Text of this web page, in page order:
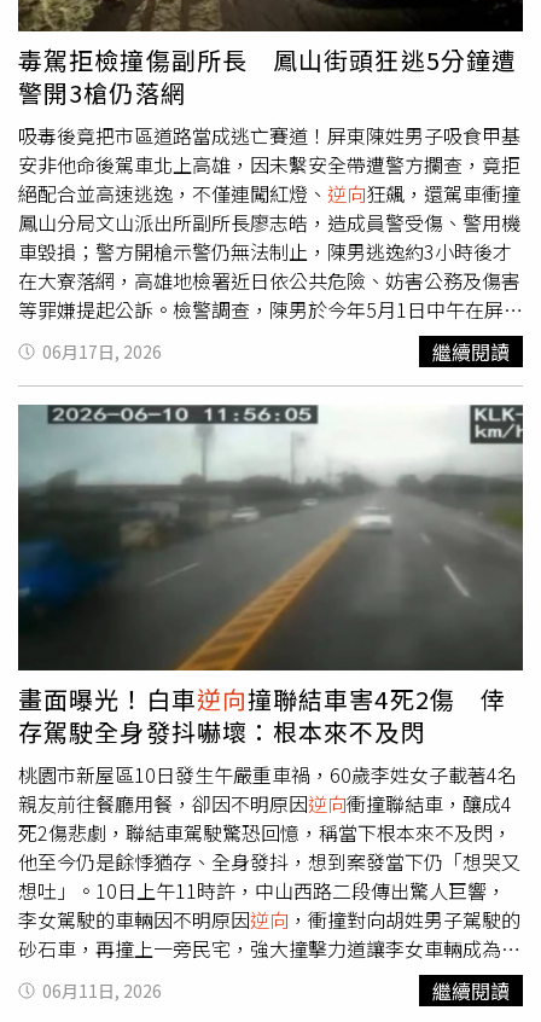
毒駕拒檢撞傷副所長 鳳山街頭狂逃5分鐘遭
警開3槍仍落網
吸毒後竟把市區道路當成逃亡賽道！屏東陳姓男子吸食甲基
安非他命後駕車北上高雄，因未繫安全帶遭警方攔查，竟拒
絕配合並高速逃逸，不僅連闖紅燈、 逆向狂飆，還駕車衝撞
鳳山分局文山派出所副所長廖志皓，造成員警受傷、警用機
車毀損；警方開槍示警仍無法制止，陳男逃逸約3小時後才
在大寮落網，高雄地檢署近日依公共危險、妨害公務及傷害
等罪嫌提起公訴。檢警調查，陳男於今年5月1日中午在屏東
縣萬巒鄉住處吸食甲基安非他命，隨後駕駛租賃轎車前往高
雄市區。當天下午5時27分許，行經鳳山區建國路三段與文
前攔查。未料陳男見警方示意停車後，不但沒有配合受檢，
反而猛踩油門加速逃逸。沿途在鳳山街頭高速穿梭，接連闖
越紅燈、違規右轉、逆向行駛及任意變換車道，危險駕駛行
為引發警方全面追緝。警方追捕約5分鐘後，陳男駕車逃至
鳥松區神農路一帶，再度遭員警攔截圍堵。鳳山分局文山派
出所副所長廖志皓與同仁上前執勤時，陳男竟直接駕車衝
撞，導致廖志皓當場倒地受傷，左腳踝挫傷，警用機車也遭
撞毀。現場員警曾朝車輛開槍示警，但陳男仍持續逃逸。案
發後警方擴大搜索，最終於當晚在大寮區高屏溪堤防附近查
獲陳男到案。經採尿送驗，結果顯示其體內甲基安非他命濃
度超標。檢方認為，陳男為規避警方盤查，在車流密集路段
危險駕駛並衝撞執法人員，已對公共安全造成重大危害，偵
查終結後依公共危險、妨害公務及傷害等罪嫌提起公訴。
06月17日, 2026 繼續閱讀
畫面曝光！白車逆向撞聯結車害4死2傷 倖
存駕駛全身發抖嚇壞：根本來不及閃
桃園市新屋區10日發生午嚴重車禍，60歲李姓女子載著4名
親友前往餐廳用餐，卻因不明原因逆向衝撞聯結車，釀成4
死2傷悲劇，聯結車駕駛驚恐回憶，稱當下根本來不及閃，
他至今仍是餘悸猶存、全身發抖，想到案發當下仍「想哭又
想吐」。10日上午11時許，中山西路二段傳出驚人巨響，
李女駕駛的車輛因不明原因逆向 ，衝撞對向胡姓男子駕駛的
砂石車，再撞上一旁民宅，強大撞擊力道讓李女車輛成為廢
鐵，玻璃和零件散落一地，場面怵目驚心。而根據當時的畫
面，李女原是正常行駛，卻突然
開進胡男的車道，而當
06月11日, 2026 繼續閱讀